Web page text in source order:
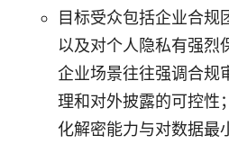
目标受众包括企业合规
以及对个人隐私有强烈
企业场景往往强调合规
理和对外披露的可控性
化解密能力与对数据最